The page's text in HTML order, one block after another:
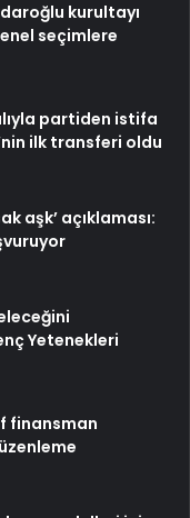
kurultayı
seçimlere
partiden istifa
ilk transferi oldu
aşk’ açıklaması:
Yetenekleri
finansman